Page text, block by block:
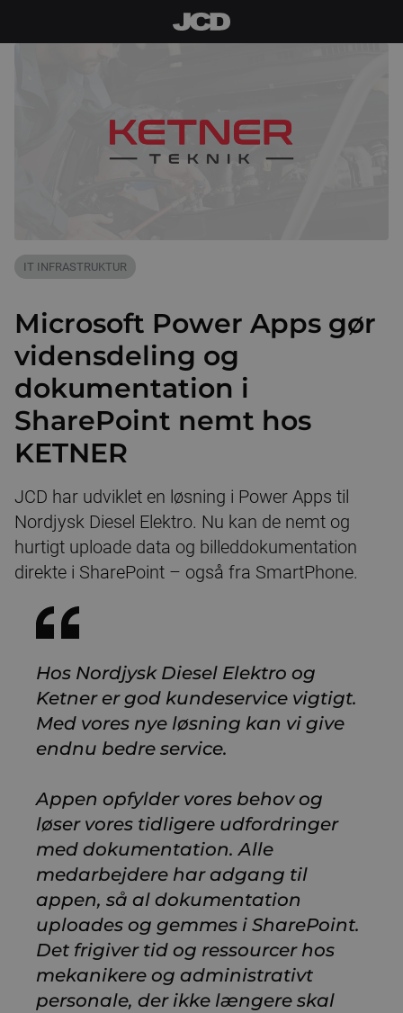
IT INFRASTRUKTUR
Microsoft Power Apps gør
vidensdeling og
dokumentation i
SharePoint nemt hos
KETNER
JCD har udviklet en løsning i Power Apps til
Nordjysk Diesel Elektro. Nu kan de nemt og
hurtigt uploade data og billeddokumentation
direkte i SharePoint – også fra SmartPhone.
Hos Nordjysk Diesel Elektro og
Ketner er god kundeservice vigtigt.
Med vores nye løsning kan vi give
endnu bedre service.
Appen opfylder vores behov og
løser vores tidligere udfordringer
med dokumentation. Alle
medarbejdere har adgang til
appen, så al dokumentation
uploades og gemmes i SharePoint.
Det frigiver tid og ressourcer hos
mekanikere og administrativt
personale, der ikke længere skal